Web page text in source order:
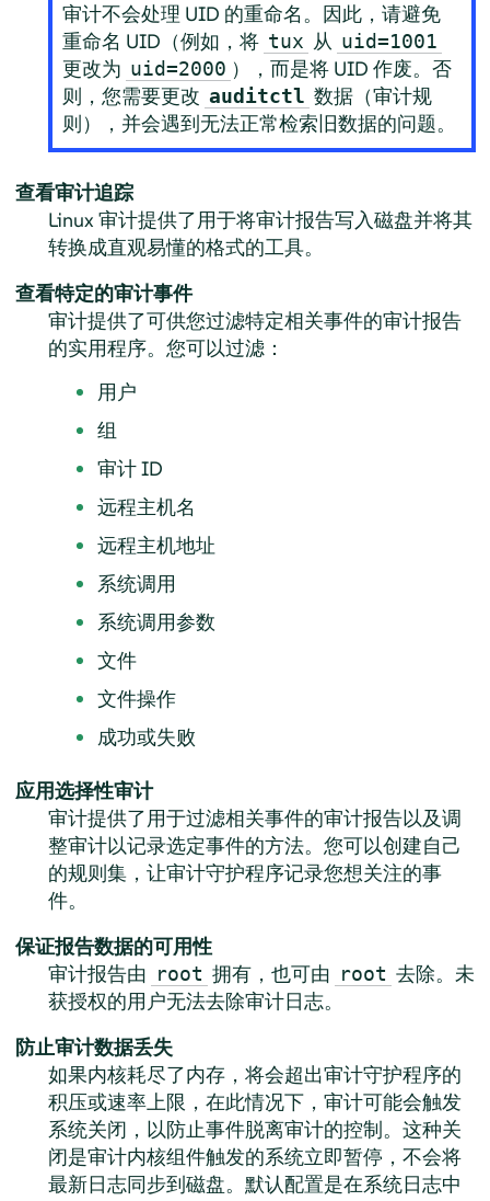
审计不会处理 UID 的重命名。因此，请避免
重命名 UID（例如，将 tux 从 uid=1001
更改为 uid=2000 ），而是将 UID 作废。否
则，您需要更改 auditctl 数据（审计规
则），并会遇到无法正常检索旧数据的问题。
查看审计追踪
Linux 审计提供了用于将审计报告写入磁盘并将其
转换成直观易懂的格式的工具。
查看特定的审计事件
审计提供了可供您过滤特定相关事件的审计报告
的实用程序。您可以过滤：
用户
组
审计 ID
远程主机名
远程主机地址
系统调用
系统调用参数
文件
文件操作
成功或失败
应用选择性审计
审计提供了用于过滤相关事件的审计报告以及调
整审计以记录选定事件的方法。您可以创建自己
的规则集，让审计守护程序记录您想关注的事
件。
保证报告数据的可用性
审计报告由 root 拥有，也可由 root 去除。未
获授权的用户无法去除审计日志。
防止审计数据丢失
如果内核耗尽了内存，将会超出审计守护程序的
积压或速率上限，在此情况下，审计可能会触发
系统关闭，以防止事件脱离审计的控制。这种关
闭是审计内核组件触发的系统立即暂停，不会将
最新日志同步到磁盘。默认配置是在系统日志中